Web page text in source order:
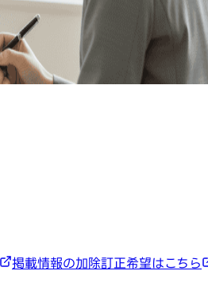
掲載情報の加除訂正希望はこちら